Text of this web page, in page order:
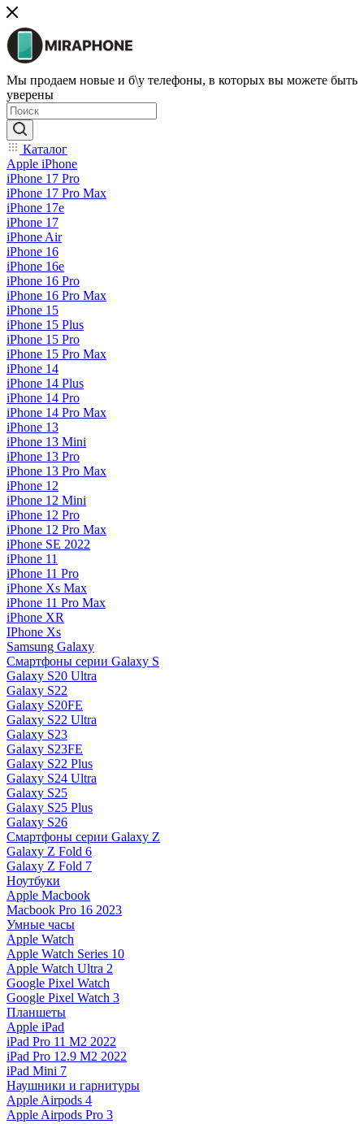
Мы продаем новые и б\у телефоны, в которых вы можете быть
уверены
Каталог
Apple iPhone
iPhone 17 Pro
iPhone 17 Pro Max
iPhone 17e
iPhone 17
iPhone Air
iPhone 16
iPhone 16e
iPhone 16 Pro
iPhone 16 Pro Max
iPhone 15
iPhone 15 Plus
iPhone 15 Pro
iPhone 15 Pro Max
iPhone 14
iPhone 14 Plus
iPhone 14 Pro
iPhone 14 Pro Max
iPhone 13
iPhone 13 Mini
iPhone 13 Pro
iPhone 13 Pro Max
iPhone 12
iPhone 12 Mini
iPhone 12 Pro
iPhone 12 Pro Max
iPhone SE 2022
iPhone 11
iPhone 11 Pro
iPhone Xs Max
iPhone 11 Pro Max
iPhone XR
IPhone Xs
Samsung Galaxy
Смартфоны серии Galaxy S
Galaxy S20 Ultra
Galaxy S22
Galaxy S20FE
Galaxy S22 Ultra
Galaxy S23
Galaxy S23FE
Galaxy S22 Plus
Galaxy S24 Ultra
Galaxy S25
Galaxy S25 Plus
Galaxy S26
Смартфоны серии Galaxy Z
Galaxy Z Fold 6
Galaxy Z Fold 7
Ноутбуки
Apple Macbook
Macbook Pro 16 2023
Умные часы
Apple Watch
Apple Watch Series 10
Apple Watch Ultra 2
Google Pixel Watch
Google Pixel Watch 3
Планшеты
Apple iPad
iPad Pro 11 M2 2022
iPad Pro 12.9 M2 2022
iPad Mini 7
Наушники и гарнитуры
Apple Airpods 4
Apple Airpods Pro 3